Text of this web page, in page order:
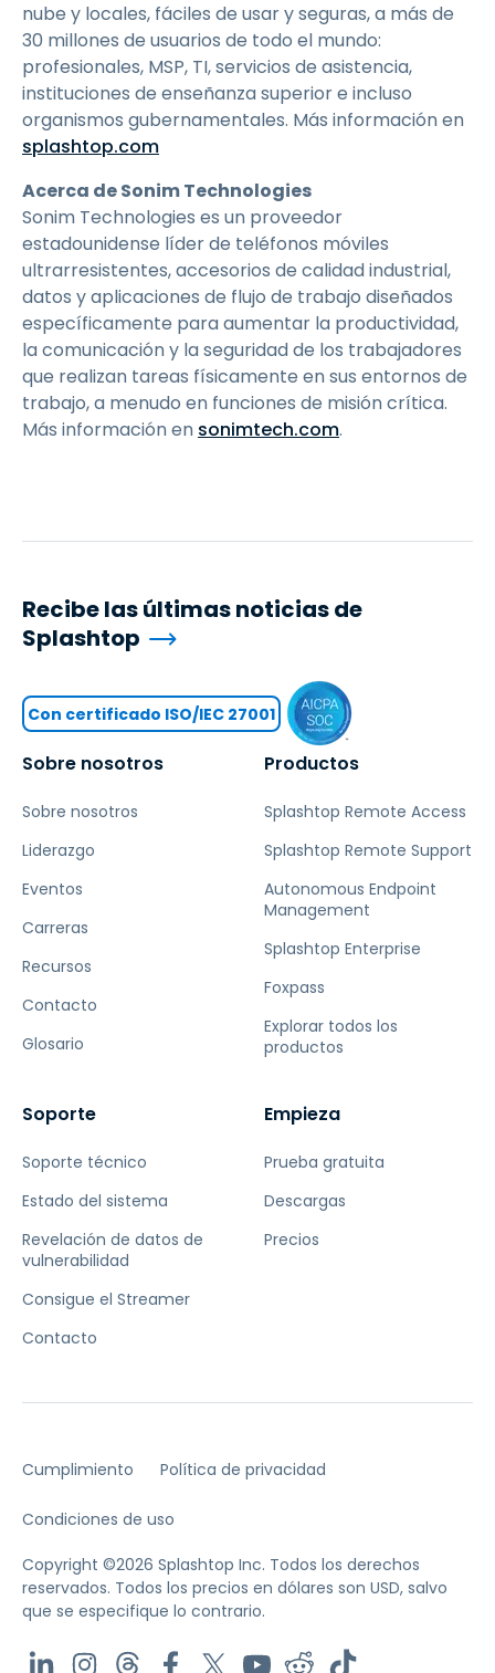
nube y locales, fáciles de usar y seguras, a más de
30 millones de usuarios de todo el mundo:
profesionales, MSP, TI, servicios de asistencia,
instituciones de enseñanza superior e incluso
organismos gubernamentales. Más información en
splashtop.com
Acerca de Sonim Technologies
Sonim Technologies es un proveedor
estadounidense líder de teléfonos móviles
ultrarresistentes, accesorios de calidad industrial,
datos y aplicaciones de flujo de trabajo diseñados
específicamente para aumentar la productividad,
la comunicación y la seguridad de los trabajadores
que realizan tareas físicamente en sus entornos de
trabajo, a menudo en funciones de misión crítica.
Más información en sonimtech.com.
Sobre nosotros
Sobre nosotros
Liderazgo
Eventos
Carreras
Recursos
Contacto
Glosario
Productos
Splashtop Remote Access
Splashtop Remote Support
Autonomous Endpoint
Management
Splashtop Enterprise
Foxpass
Explorar todos los
productos
Soporte
Soporte técnico
Estado del sistema
Revelación de datos de
vulnerabilidad
Consigue el Streamer
Contacto
Empieza
Prueba gratuita
Descargas
Precios
Recibe las últimas noticias de
Splashtop
Con certificado ISO/IEC 27001
Cumplimiento Política de privacidad
Condiciones de uso
Copyright ©2026 Splashtop Inc. Todos los derechos
reservados. Todos los precios en dólares son USD, salvo
que se especifique lo contrario.